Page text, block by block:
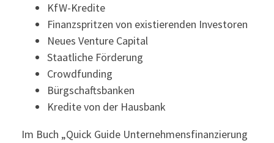
KfW-Kredite
Finanzspritzen von existierenden Investoren
Neues Venture Capital
Staatliche Förderung
Crowdfunding
Bürgschaftsbanken
Kredite von der Hausbank
Im Buch „Quick Guide Unternehmensfinanzierung